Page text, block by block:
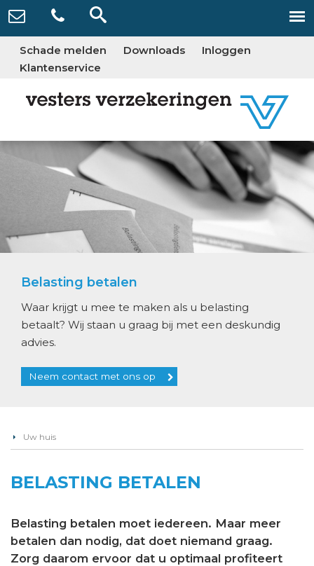
Schade melden Downloads
Inloggen
Klantenservice
Belasting betalen
Waar krijgt u mee te maken als u belasting
betaalt? Wij staan u graag bij met een deskundig
advies.
Neem contact met ons op
Uw huis
BELASTING BETALEN
Belasting betalen moet iedereen. Maar meer
betalen dan nodig, dat doet niemand graag.
Zorg daarom ervoor dat u optimaal profiteert